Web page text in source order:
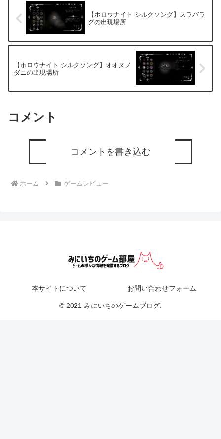
【ホロウナイト シルクソング】スラバラ
グの出現場所
【ホロウナイト シルクソング】オオヌノ
ダニの出現場所
コメント
コメントを書き込む
ホーム ゲームレビュー
本サイトについて お問い合わせフォーム
© 2021 みにいちのゲームブログ.